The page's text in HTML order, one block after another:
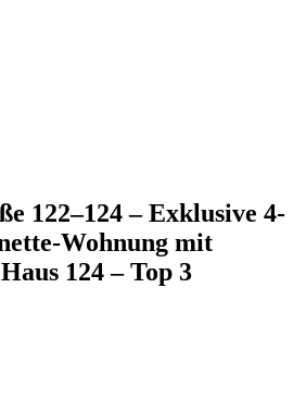
122–124 – Exklusive 4-
Wohnung mit
124 – Top 3